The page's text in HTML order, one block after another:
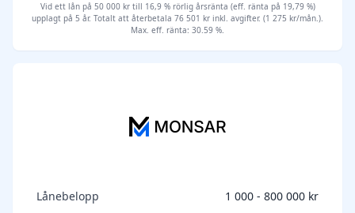
Vid ett lån på 50 000 kr till 16,9 % rörlig årsränta (eff. ränta på 19,79 %)
upplagt på 5 år. Totalt att återbetala 76 501 kr inkl. avgifter. (1 275 kr/mån.).
Max. eff. ränta: 30.59 %.
Lånebelopp
1 000 - 800 000 kr